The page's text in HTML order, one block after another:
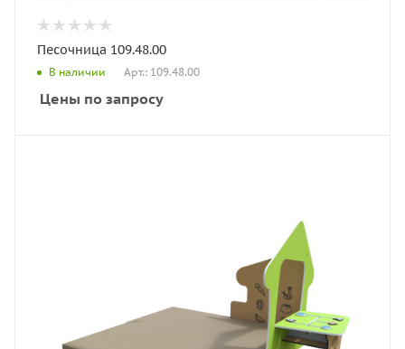
Песочница 109.48.00
В наличии Арт.: 109.48.00
Цены по запросу